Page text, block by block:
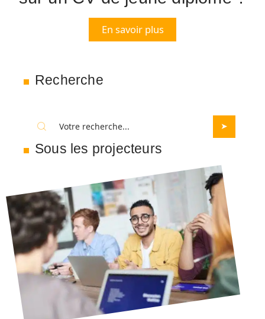
En savoir plus
Recherche
Sous les projecteurs